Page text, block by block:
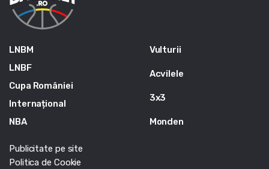
LNBM
LNBF
Cupa României
Internațional
NBA
Vulturii
Acvilele
3x3
Monden
Publicitate pe site
Politica de Cookie